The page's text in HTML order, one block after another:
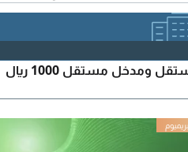
إيجار غرفة مستقله ب حمام مستقل ومدخل مستقل 1000 ريال